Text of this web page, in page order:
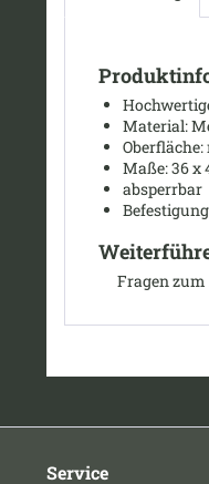
Material:
Maße: 36 x
absperrbar
Fragen
Service